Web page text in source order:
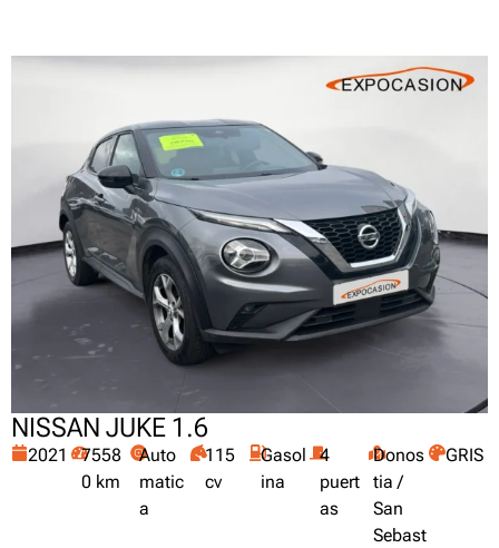
NISSAN JUKE 1.6
2021
7558
0 km
Auto
matic
a
115
cv
Gasol
ina
4
puert
as
Donos
tia /
San
Sebast
GRIS